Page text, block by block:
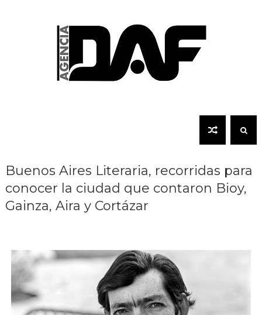
Buenos Aires Literaria, recorridas para
conocer la ciudad que contaron Bioy,
Gainza, Aira y Cortázar